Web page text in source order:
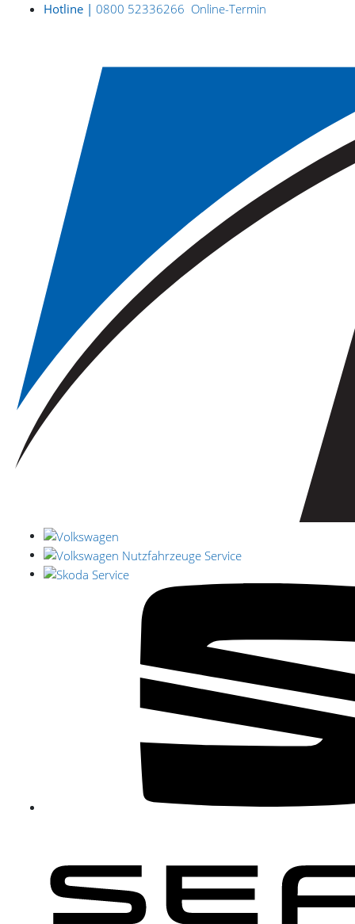
Hotline | 0800 52336266 Online-Termin